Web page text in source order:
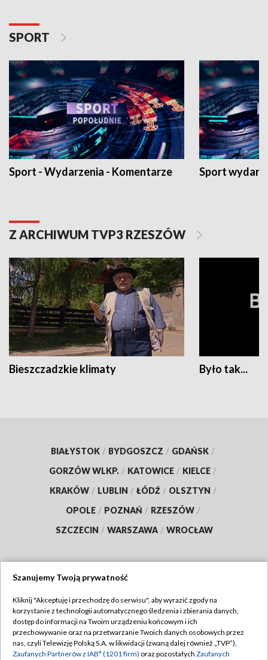
SPORT
Sport - Wydarzenia - Komentarze Sport
Z ARCHIWUM TVP3 RZESZÓW
Bieszczadzkie klimaty Było tak...
BIAŁYSTOK / BYDGOSZCZ / GDAŃSK /
GORZÓW WLKP. / KATOWICE / KIELCE /
KRAKÓW / LUBLIN / ŁÓDŹ / OLSZTYN /
OPOLE / POZNAŃ / RZESZÓW /
SZCZECIN / WARSZAWA / WROCŁAW
TVP
Abonament TVP
Emisja w TVP
Regulamin TVP
Polityka prywatności
Szanujemy Twoją prywatność
Kliknij "Akceptuję i przechodzę do serwisu", aby wyrazić zgody na
korzystanie z technologii automatycznego śledzenia i zbierania danych,
dostęp do informacji na Twoim urządzeniu końcowym i ich
przechowywanie oraz na przetwarzanie Twoich danych osobowych przez
nas, czyli Telewizję Polską S.A. w likwidacji (zwaną dalej również „TVP”),
Zaufanych Partnerów z IAB* (1201 firm) oraz pozostałych Zaufanych